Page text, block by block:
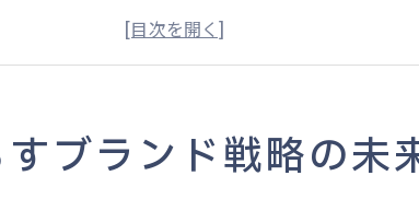
デジタル時代における商標制度の進化
標制度の変革とブランド戦略の新たな関連性
標制度の進化が国際市場に与えるインパクト
バル市場で商標が果たす役割とその重要性
ブランド戦略の未